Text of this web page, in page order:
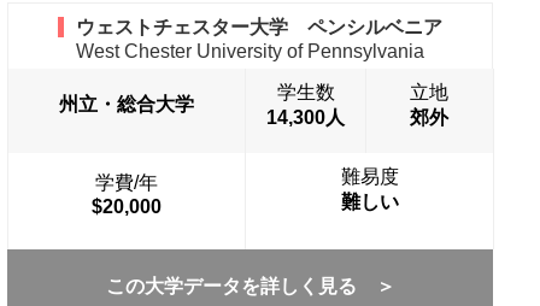
ウェストチェスター大学 ペンシルベニア
West Chester University of Pennsylvania
州立・総合大学
学生数
14,300人
立地
郊外
学費/年
$20,000
難易度
難しい
この大学データを詳しく見る ＞